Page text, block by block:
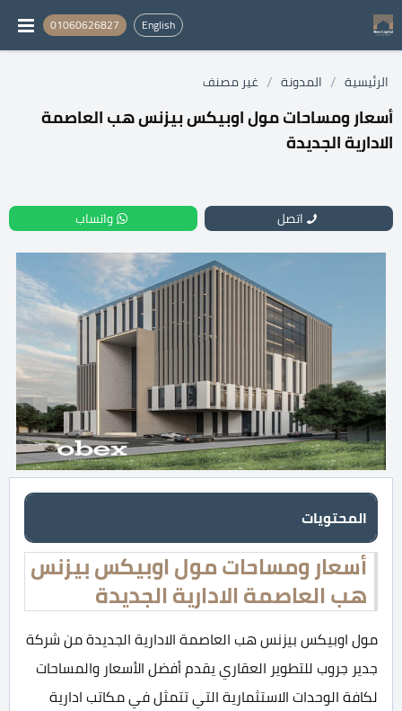
English
01060626827
الرئيسية / المدونة / غير مصنف
أسعار ومساحات مول اوبيكس بيزنس هب العاصمة
الادارية الجديدة
اتصل واتساب
المحتويات
أسعار ومساحات مول اوبيكس بيزنس
هب العاصمة الادارية الجديدة
مول اوبيكس بيزنس هب العاصمة الادارية الجديدة من شركة
جدير جروب للتطوير العقاري يقدم أفضل الأسعار والمساحات
لكافة الوحدات الاستثمارية التي تتمثل في مكاتب ادارية